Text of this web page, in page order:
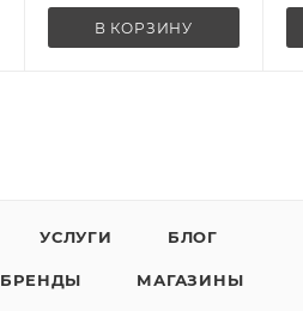
В КОРЗИНУ
УСЛУГИ БЛОГ
БРЕНДЫ МАГАЗИНЫ